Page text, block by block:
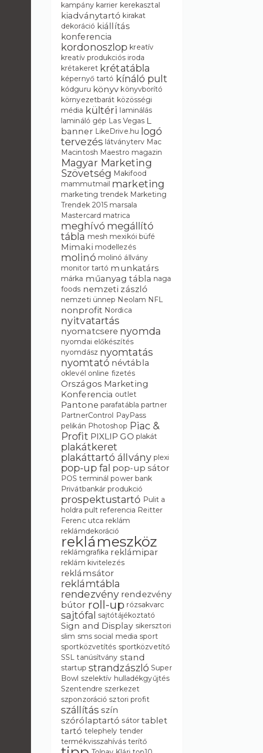
kampány karrier kerekasztal
kiadványtartó kirakat
dekoráció kiállítás
konferencia
kordonoszlop kreatív
kreatív produkciós iroda
krétakeret krétatábla
képernyő tartó kínáló pult
kódguru könyv könyvborító
környezetbarát közösségi
média kültéri laminálás
lamináló gép Las Vegas L
banner LikeDrive.hu logó
tervezés látványterv Mac
Macintosh Maestro magazin
Magyar Marketing
Szövetség Makifood
mammutmail marketing
marketing trendek Marketing
Trendek 2015 marsala
Mastercard matrica
meghívó megállító
tábla mesh mexikói büfé
Mimaki modellezés
molinó molinó állvány
monitor tartó munkatárs
márka műanyag tábla naga
foods nemzeti zászló
nemzeti ünnep Neolam NFL
nonprofit Nordica
nyitvatartás
nyomatcsere nyomda
nyomdai előkészítés
nyomdász nyomtatás
nyomtató névtábla
oklevél online fizetés
Országos Marketing
Konferencia outlet
Pantone parafatábla partner
PartnerControl PayPass
pelikán Photoshop Piac &
Profit PIXLIP GO plakát
plakátkeret
plakáttartó állvány plexi
pop-up fal pop-up sátor
POS terminál power bank
Privátbankár produkció
prospektustartó Pulit a
holdra pult referencia Reitter
Ferenc utca reklám
reklámdekoráció
reklámeszköz
reklámgrafika reklámipar
reklám kivitelezés
reklámsátor
reklámtábla
rendezvény rendezvény
bútor roll-up rózsakvarc
sajtófal sajtótájékoztató
Sign and Display sikersztori
slim sms social media sport
sportközvetítés sportközvetítő
SSL tanúsítvány stand
startup strandzászló Super
Bowl szelektív hulladékgyűjtés
Szentendre szerkezet
szponzoráció sztori profit
szállítás szín
szórólaptartó sátor tablet
tartó telephely tender
termékvisszahívás terítő